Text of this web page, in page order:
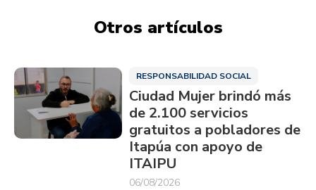
Otros artículos
RESPONSABILIDAD SOCIAL
Ciudad Mujer brindó más
de 2.100 servicios
gratuitos a pobladores de
Itapúa con apoyo de
ITAIPU
06/08/2026